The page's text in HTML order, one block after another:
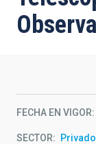
FECHA EN VIGOR
SECTOR Privado